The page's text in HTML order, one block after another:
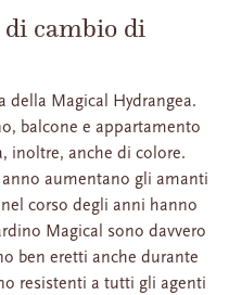
cambio di
della Magical Hydrangea.
balcone e appartamento
inoltre, anche di colore.
aumentano gli amanti
corso degli anni hanno
Magical sono davvero
ben eretti anche durante
resistenti a tutti gli agenti